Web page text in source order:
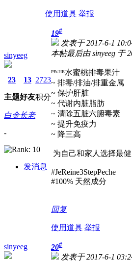
使用道具 举报
sinyeeg
23
主题
13
好友
2723
积分
白金长老
-
发消息
19#
发表于 2017-6-1
本帖最后由 sinyeeg 于
ᴾᴱᶜᴴᴱ水蜜桃排毒果汁
~ 排毒/排油/排重金属
~ 保护肝脏
~ 代谢内脏脂肪
~ 清除五脏六腑毒素
~ 提升免疫力
~ 降三高
为自己和家人选择最
#JeReine3StepPeche
#100% 天然成分
回复
使用道具 举报
sinyeeg 20#
发表于 2017-6-1